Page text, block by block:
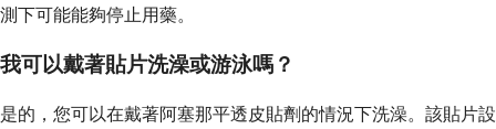
測下可能能夠停止用藥。
我可以戴著貼片洗澡或游泳嗎？
是的，您可以在戴著阿塞那平透皮貼劑的情況下洗澡。該貼片設